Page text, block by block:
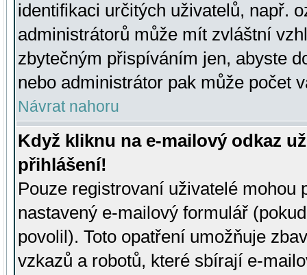
identifikaci určitých uživatelů, např.
administrátorů může mít zvláštní
zbytečným přispíváním jen, abyste
nebo administrátor pak může počet
Návrat nahoru
Když kliknu na e-mailový odkaz
přihlášení!
Pouze registrovaní uživatelé mohou
nastavený e-mailový formulář
povolil). Toto opatření umožňuje
vzkazů a robotů, které sbírají e-